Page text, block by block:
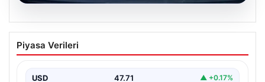
Trafikte Tartışma Kanlı Bitti: Sürücüye
Testere ve Darbe Tehdidi
bir tartışma, şiddet olayına dönüştü. Olay sırasında bir…
Piyasa Verileri
USD 47.71 ▲ +0.17%